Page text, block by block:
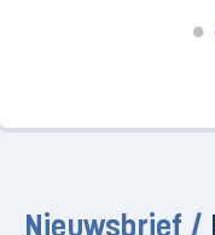
Nieuwsbrief /